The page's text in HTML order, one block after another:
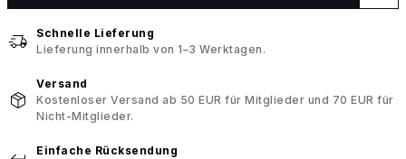
Schnelle Lieferung
Lieferung innerhalb von 1–3 Werktagen.
Versand
Kostenloser Versand ab 50 EUR für Mitglieder und 70 EUR für
Nicht-Mitglieder.
Einfache Rücksendung